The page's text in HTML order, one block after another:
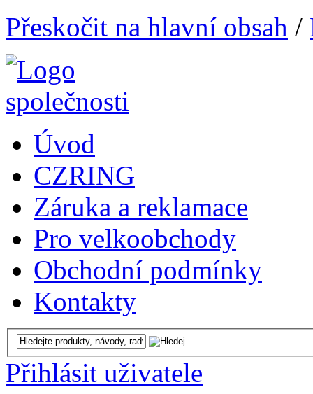
Přeskočit na hlavní obsah /
Úvod
CZRING
Záruka a reklamace
Pro velkoobchody
Obchodní podmínky
Kontakty
Přihlásit uživatele